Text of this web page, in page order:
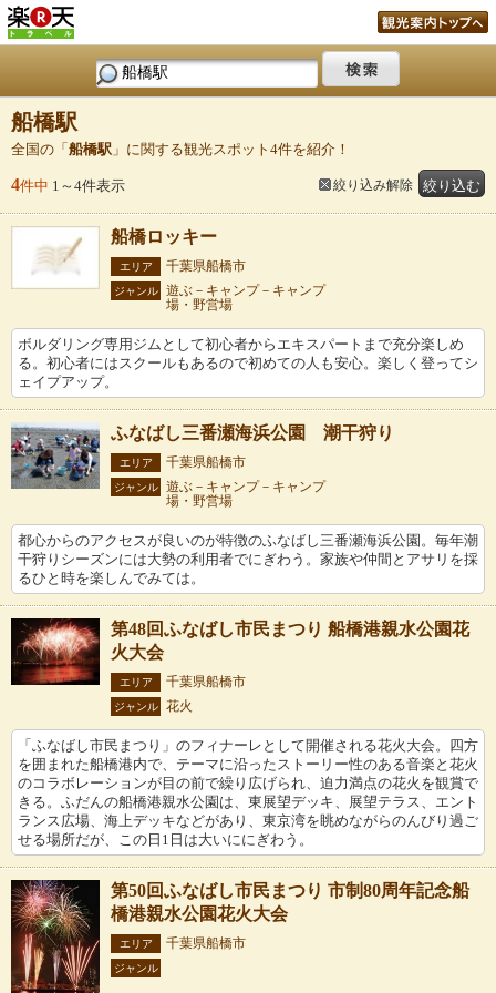
船橋駅
全国の「 船橋駅 」に関する観光スポット4件を紹介！
4件中 1～4件表示 絞り込む
絞り込み解除
船橋ロッキー
エリア 千葉県船橋市
ジャンル
遊ぶ－キャンプ－キャンプ
場・野営場
ボルダリング専用ジムとして初心者からエキスパートまで充分楽しめ
る。初心者にはスクールもあるので初めての人も安心。楽しく登ってシ
ェイプアップ。
ふなばし三番瀬海浜公園 潮干狩り
エリア 千葉県船橋市
ジャンル
遊ぶ－キャンプ－キャンプ
場・野営場
都心からのアクセスが良いのが特徴のふなばし三番瀬海浜公園。毎年潮
干狩りシーズンには大勢の利用者でにぎわう。家族や仲間とアサリを採
るひと時を楽しんでみては。
第48回ふなばし市民まつり 船橋港親水公園花
火大会
エリア 千葉県船橋市
ジャンル 花火
「ふなばし市民まつり」のフィナーレとして開催される花火大会。四方
を囲まれた船橋港内で、テーマに沿ったストーリー性のある音楽と花火
のコラボレーションが目の前で繰り広げられ、迫力満点の花火を観賞で
きる。ふだんの船橋港親水公園は、東展望デッキ、展望テラス、エント
ランス広場、海上デッキなどがあり、東京湾を眺めながらのんびり過ご
せる場所だが、この日1日は大いににぎわう。
第50回ふなばし市民まつり 市制80周年記念船
橋港親水公園花火大会
エリア 千葉県船橋市
ジャンル